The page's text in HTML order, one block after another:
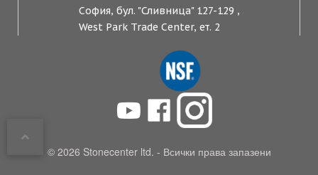
София, бул. "Сливница" 127-129 ,
West Park Trade Center, ет. 2
© 2026 Stonecenter ltd. - Всички права запазени